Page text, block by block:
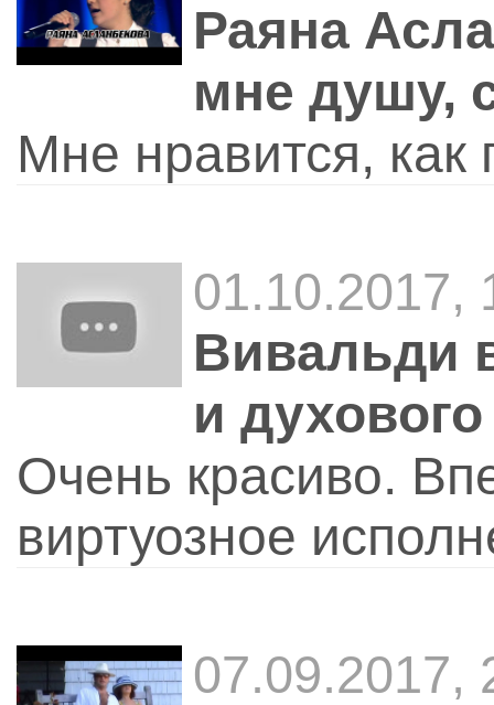
Раяна
мне душу,
Мне нравится, как
01.10.2017,
Вивальди
и
Очень красиво.
виртуозное
07.09.2017,